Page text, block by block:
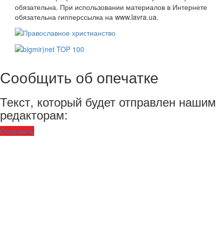
обязательна. При использовании материалов в Интернете
обязательна гипперссылка на www.lavra.ua.
Сообщить об опечатке
Текст, который будет отправлен нашим
редакторам:
Отправить